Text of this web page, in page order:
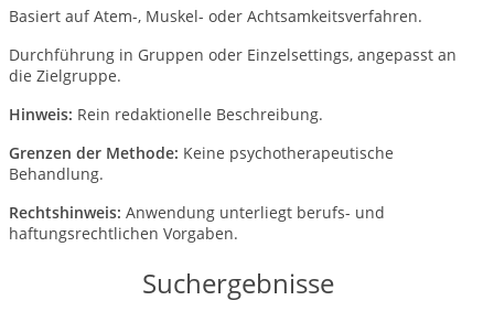
Basiert auf Atem-, Muskel- oder Achtsamkeitsverfahren.
Durchführung in Gruppen oder Einzelsettings, angepasst an
die Zielgruppe.
Hinweis: Rein redaktionelle Beschreibung.
Grenzen der Methode: Keine psychotherapeutische
Behandlung.
Rechtshinweis: Anwendung unterliegt berufs- und
haftungsrechtlichen Vorgaben.
Suchergebnisse